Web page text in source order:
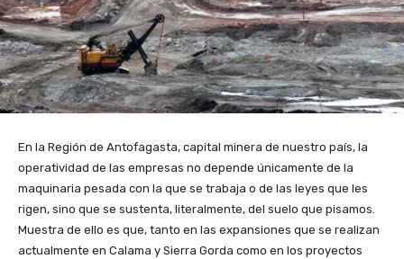
En la Región de Antofagasta, capital minera de nuestro país, la
operatividad de las empresas no depende únicamente de la
maquinaria pesada con la que se trabaja o de las leyes que les
rigen, sino que se sustenta, literalmente, del suelo que pisamos.
Muestra de ello es que, tanto en las expansiones que se realizan
actualmente en Calama y Sierra Gorda como en los proyectos